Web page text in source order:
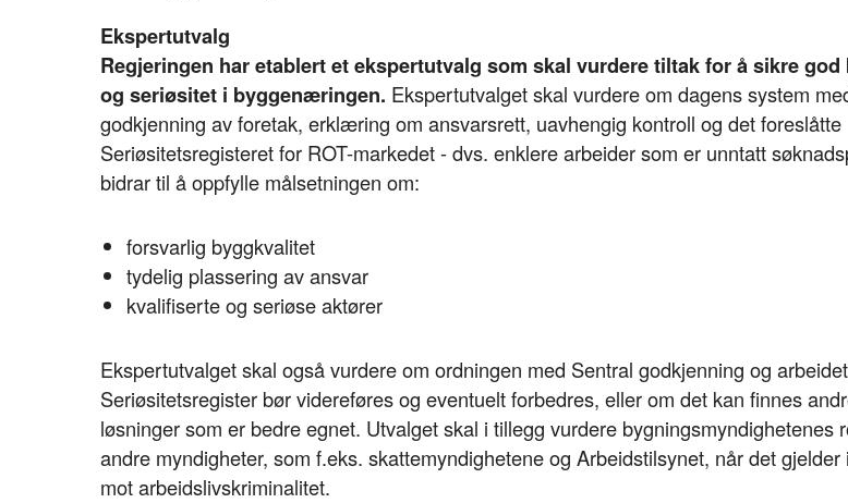
Ekspertutvalg
Regjeringen har etablert et ekspertutvalg som skal vurdere tiltak for å sikre
og seriøsitet i byggenæringen. Ekspertutvalget skal vurdere om dagens system
godkjenning av foretak, erklæring om ansvarsrett, uavhengig kontroll og det foreslåtte
Seriøsitetsregisteret for ROT-markedet - dvs. enklere arbeider som er unntatt
bidrar til å oppfylle målsetningen om:
forsvarlig byggkvalitet
tydelig plassering av ansvar
kvalifiserte og seriøse aktører
Ekspertutvalget skal også vurdere om ordningen med Sentral godkjenning og
Seriøsitetsregister bør videreføres og eventuelt forbedres, eller om det kan finnes
løsninger som er bedre egnet. Utvalget skal i tillegg vurdere bygningsmyndighetenes
andre myndigheter, som f.eks. skattemyndighetene og Arbeidstilsynet, når det gjelder
mot arbeidslivskriminalitet.